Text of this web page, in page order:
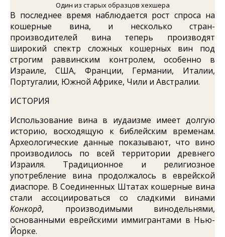
Один из старых образцов хехшера
В последнее время наблюдается рост спроса на
кошерные вина, и несколько стран-
производителей вина теперь производят
широкий спектр сложных кошерных вин под
строгим раввинским контролем, особенно в
Израиле, США, Франции, Германии, Италии,
Португалии, Южной Африке, Чили и Австралии.
ИСТОРИЯ
Использование вина в иудаизме имеет долгую
историю, восходящую к библейским временам.
Археологические данные показывают, что вино
производилось по всей территории древнего
Израиля. Традиционное и религиозное
употребление вина продолжалось в еврейской
диаспоре. В Соединенных Штатах кошерные вина
стали ассоциироваться со сладкими винами
Конкорд, производимыми винодельнями,
основанными еврейскими иммигрантами в Нью-
Йорке.